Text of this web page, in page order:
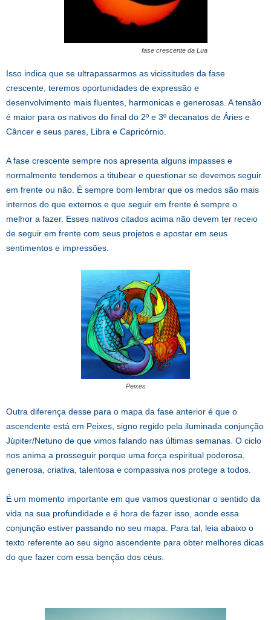
fase crescente da Lua
Isso indica que se ultrapassarmos as vicissitudes da fase
crescente, teremos oportunidades de expressão e
desenvolvimento mais fluentes, harmonicas e generosas. A tensão
é maior para os nativos do final do 2º e 3º decanatos de Áries e
Câncer e seus pares, Libra e Capricórnio.
A fase crescente sempre nos apresenta alguns impasses e
normalmente tendemos a titubear e questionar se devemos seguir
em frente ou não. É sempre bom lembrar que os medos são mais
internos do que externos e que seguir em frente é sempre o
melhor a fazer. Esses nativos citados acima não devem ter receio
de seguir em frente com seus projetos e apostar em seus
sentimentos e impressões.
Peixes
Outra diferença desse para o mapa da fase anterior é que o
ascendente está em Peixes, signo regido pela iluminada conjunção
Júpiter/Netuno de que vimos falando nas últimas semanas. O ciclo
nos anima a prosseguir porque uma força espiritual poderosa,
generosa, criativa, talentosa e compassiva nos protege a todos.
É um momento importante em que vamos questionar o sentido da
vida na sua profundidade e é hora de fazer isso, aonde essa
conjunção estiver passando no seu mapa. Para tal, leia abaixo o
texto referente ao seu signo ascendente para obter melhores dicas
do que fazer com essa benção dos céus.